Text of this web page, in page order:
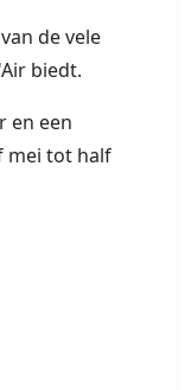
de vele
biedt.
en een
mei tot half